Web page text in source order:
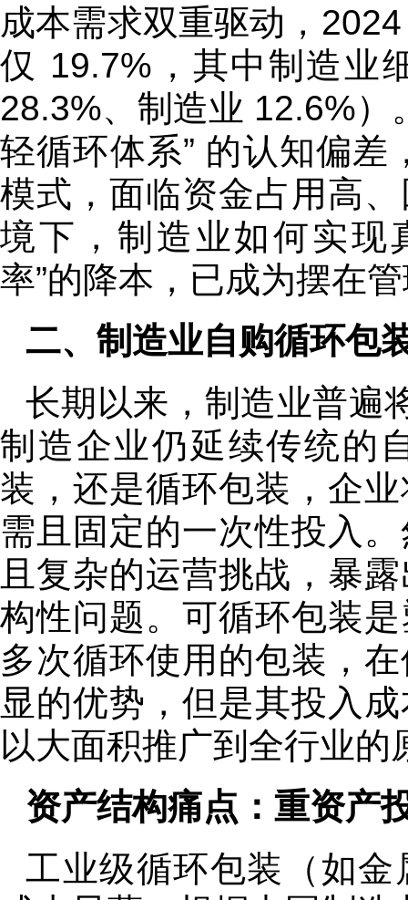
成本需求双重驱动，
仅 19.7%，其中制造业
28.3%、制造业 12.6%）
轻循环体系” 的认知偏
模式，面临资金占用高
境下，制造业如何实现
率”的降本，已成为摆在
二、制造业自购循环包
长期以来，制造业普遍
制造企业仍延续传统的
装，还是循环包装，企
需且固定的一次性投入
且复杂的运营挑战，暴
构性问题。可循环包装
多次循环使用的包装，
显的优势，但是其投入
以大面积推广到全行业的
资产结构痛点：重资产
工业级循环包装（如